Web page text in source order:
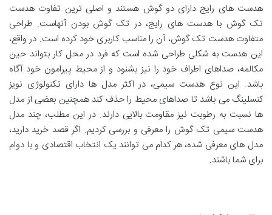
هدست های رایج دارای دو گوش هستند و اصلی ترین تفاوت هدست
تک گوش با هدست های رایج، در تک گوش بودن آنهاست. طراحی
متفاوت هدست تک گوش، آن را مناسب کاربری خود کرده است. در واقع،
این هدست به شکلی طراحی شده است که فرد در محل کار بتواند حین
مکالمه، صداهای اطراف خود را نیز بشنود و از محیط پیرامون خود آگاه
باشد. این نوع هدست سیمی، در اکثر مدل ها دارای تکنولوژی نویز
کنسلینگ می باشد تا صداهای محیط را حذف کند همچنین بعضی از مدل
ها نسبت به رطوبت نیز مقاومت بالایی دارند. در این مطلب، چند مدل
هدست سیمی تک گوش را معرفی و بررسی کردیم. اگر قصد خرید دارید،
مدل های معرفی شده، هر کدام می توانند یک انتخاب اقتصادی و با دوام
برای شما باشند.